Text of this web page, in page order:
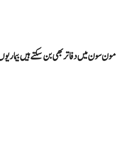
مون سون میں دفاتر بھی بن سکتے ہیں